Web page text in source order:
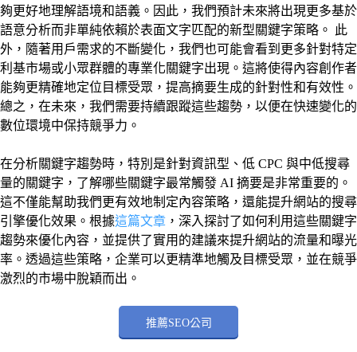
夠更好地理解語境和語義。因此，我們預計未來將出現更多基於
語意分析而非單純依賴於表面文字匹配的新型關鍵字策略。 此
外，隨著用戶需求的不斷變化，我們也可能會看到更多針對特定
利基市場或小眾群體的專業化關鍵字出現。這將使得內容創作者
能夠更精確地定位目標受眾，提高摘要生成的針對性和有效性。
總之，在未來，我們需要持續跟蹤這些趨勢，以便在快速變化的
數位環境中保持競爭力。
在分析關鍵字趨勢時，特別是針對資訊型、低 CPC 與中低搜尋
量的關鍵字，了解哪些關鍵字最常觸發 AI 摘要是非常重要的。
這不僅能幫助我們更有效地制定內容策略，還能提升網站的搜尋
引擎優化效果。根據這篇文章 ，深入探討了如何利用這些關鍵字
趨勢來優化內容，並提供了實用的建議來提升網站的流量和曝光
率。透過這些策略，企業可以更精準地觸及目標受眾，並在競爭
激烈的市場中脫穎而出。
推薦SEO公司